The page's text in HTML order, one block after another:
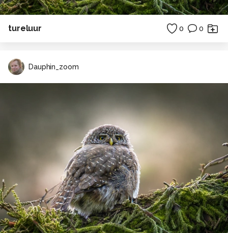
tureluur 0 0
Dauphin_zoom